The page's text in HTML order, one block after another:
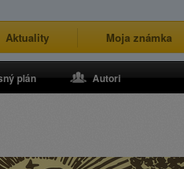
Aktuality Moja známka
plán Autori